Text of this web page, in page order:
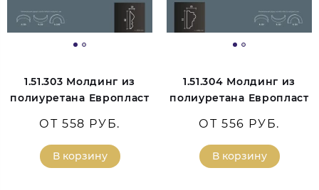
1.51.303 Молдинг из
полиуретана Европласт
ОТ 558 РУБ.
В корзину
1.51.304 Молдинг из
полиуретана Европласт
ОТ 556 РУБ.
В корзину